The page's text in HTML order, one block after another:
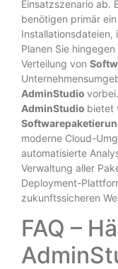
Einsatzszenario ab.
benötigen primär
Installationsdateien,
Planen Sie
Verteilung von
AdminStudio vorbei.
AdminStudio bietet
moderne Cloud-
automatisierte
Verwaltung aller
Deployment-
zukunftssicheren
FAQ –